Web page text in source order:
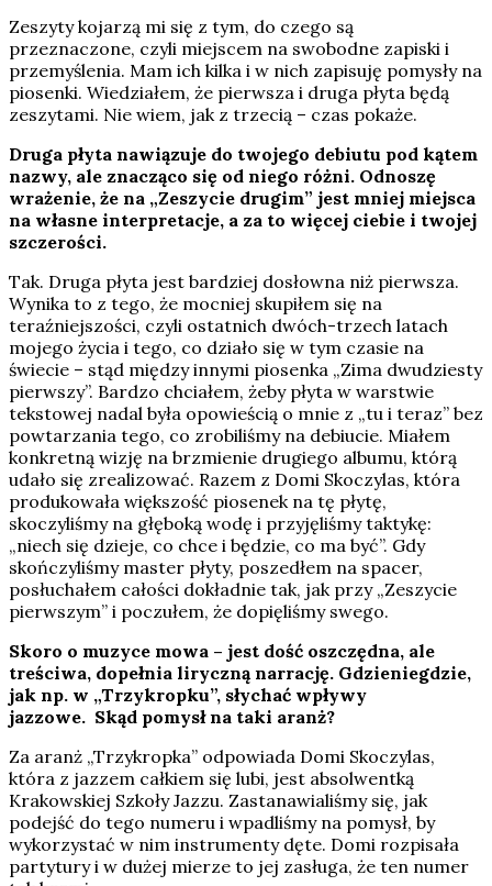
Zeszyty kojarzą mi się z tym, do czego są
przeznaczone, czyli miejscem na swobodne zapiski i
przemyślenia. Mam ich kilka i w nich zapisuję pomysły na
piosenki. Wiedziałem, że pierwsza i druga płyta będą
zeszytami. Nie wiem, jak z trzecią – czas pokaże.
Druga płyta nawiązuje do twojego debiutu pod kątem
nazwy, ale znacząco się od niego różni. Odnoszę
wrażenie, że na „Zeszycie drugim” jest mniej miejsca
na własne interpretacje, a za to więcej ciebie i twojej
szczerości.
Tak. Druga płyta jest bardziej dosłowna niż pierwsza.
Wynika to z tego, że mocniej skupiłem się na
teraźniejszości, czyli ostatnich dwóch-trzech latach
mojego życia i tego, co działo się w tym czasie na
świecie – stąd między innymi piosenka „Zima dwudziesty
pierwszy”. Bardzo chciałem, żeby płyta w warstwie
tekstowej nadal była opowieścią o mnie z „tu i teraz” bez
powtarzania tego, co zrobiliśmy na debiucie. Miałem
konkretną wizję na brzmienie drugiego albumu, którą
udało się zrealizować. Razem z Domi Skoczylas, która
produkowała większość piosenek na tę płytę,
skoczyliśmy na głęboką wodę i przyjęliśmy taktykę:
„niech się dzieje, co chce i będzie, co ma być”. Gdy
skończyliśmy master płyty, poszedłem na spacer,
posłuchałem całości dokładnie tak, jak przy „Zeszycie
pierwszym” i poczułem, że dopięliśmy swego.
Skoro o muzyce mowa – jest dość oszczędna, ale
treściwa, dopełnia liryczną narrację. Gdzieniegdzie,
jak np. w „Trzykropku”, słychać wpływy
jazzowe. Skąd pomysł na taki aranż?
Za aranż „Trzykropka” odpowiada Domi Skoczylas,
która z jazzem całkiem się lubi, jest absolwentką
Krakowskiej Szkoły Jazzu. Zastanawialiśmy się, jak
podejść do tego numeru i wpadliśmy na pomysł, by
wykorzystać w nim instrumenty dęte. Domi rozpisała
partytury i w dużej mierze to jej zasługa, że ten numer